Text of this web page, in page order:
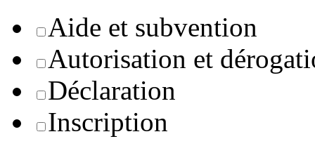
Aide et subvention
Autorisation et
Déclaration
Inscription